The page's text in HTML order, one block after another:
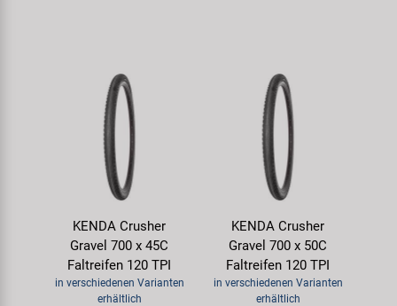
KENDA Crusher
Gravel 700 x 45C
Faltreifen 120 TPI
in verschiedenen Varianten
erhältlich
KENDA Crusher
Gravel 700 x 50C
Faltreifen 120 TPI
in verschiedenen Varianten
erhältlich